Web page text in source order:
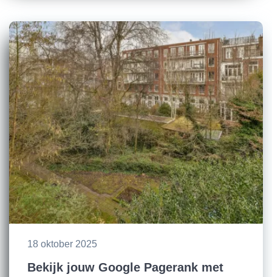
18 oktober 2025
Bekijk jouw Google Pagerank met